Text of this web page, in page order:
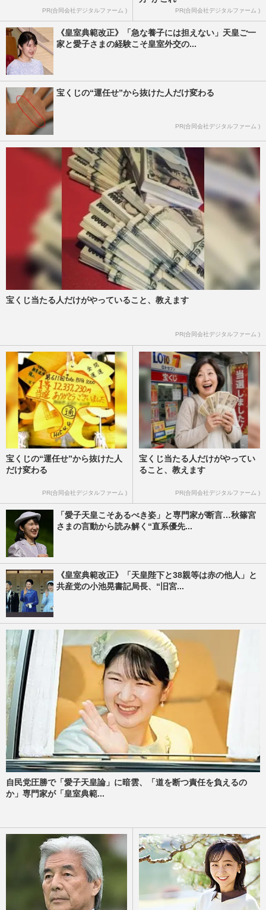
PR(合同会社デジタルファーム ) PR(合同会社デジタルファーム )
《皇室典範改正》「急な養子には担えない」天皇ご一
家と愛子さまの経験こそ皇室外交の...
宝くじの“運任せ”から抜けた人だけ変わる
PR(合同会社デジタルファーム )
宝くじ当たる人だけがやっていること、教えます
PR(合同会社デジタルファーム )
宝くじの“運任せ”から抜けた人
だけ変わる
PR(合同会社デジタルファーム )
宝くじ当たる人だけがやってい
ること、教えます
PR(合同会社デジタルファーム )
「愛子天皇こそあるべき姿」と専門家が断言…秋篠宮
さまの言動から読み解く“直系優先...
《皇室典範改正》「天皇陛下と38親等は赤の他人」と
共産党の小池晃書記局長、“旧宮...
自民党圧勝で「愛子天皇論」に暗雲、「道を断つ責任を負えるの
か」専門家が「皇室典範...